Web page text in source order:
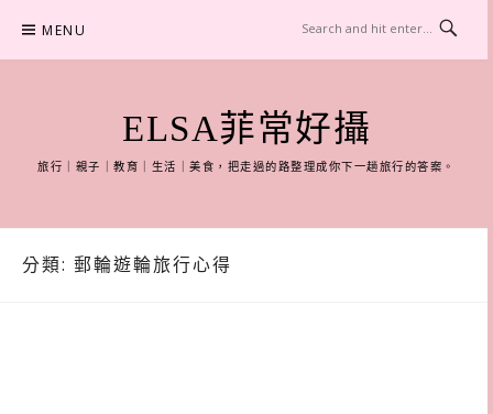
content
MENU
ELSA菲常好攝
旅行｜親子｜教育｜生活｜美食，把走過的路整理成你下一趟旅行的答案。
分類: 郵輪遊輪旅行心得